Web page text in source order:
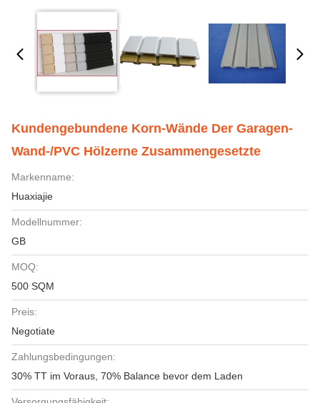
Kundengebundene Korn-Wände Der Garagen-
Wand-/PVC Hölzerne Zusammengesetzte
Markenname:
Huaxiajie
Modellnummer:
GB
MOQ:
500 SQM
Preis:
Negotiate
Zahlungsbedingungen:
30% TT im Voraus, 70% Balance bevor dem Laden